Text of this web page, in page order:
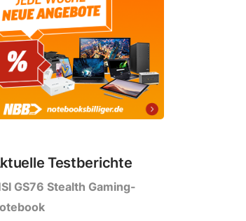
Testberichte
GS76 Stealth Gaming-